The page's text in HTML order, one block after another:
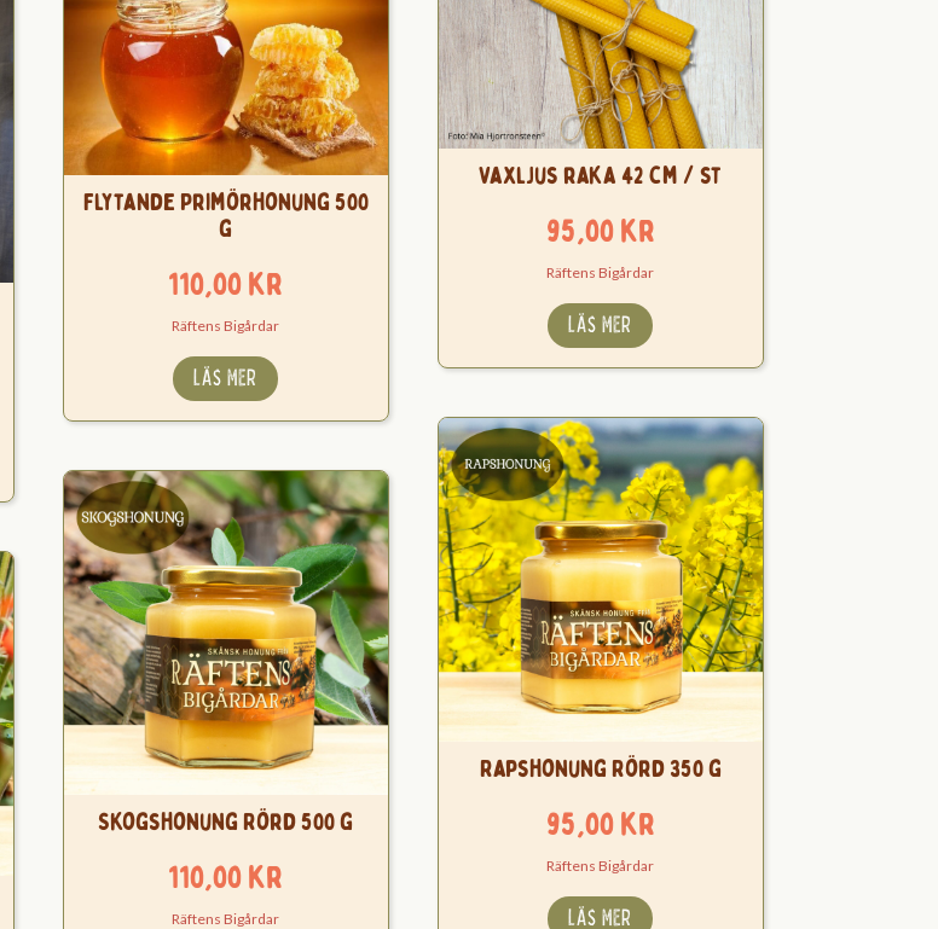
Vaxljus raka 42 cm / st
95,00kr
Räftens Bigårdar
LÄS MER
Flytande Primörhonung 500
g
110,00kr
Räftens Bigårdar
LÄS MER
Rapshonung Rörd 350 g
95,00kr
Räftens Bigårdar
LÄS MER
Skogshonung Rörd 500 g
110,00kr
Räftens Bigårdar